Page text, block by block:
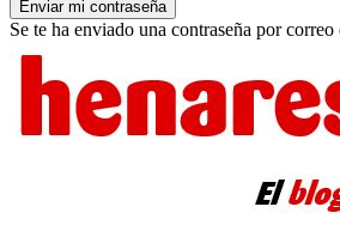
Se te ha enviado una contraseña por